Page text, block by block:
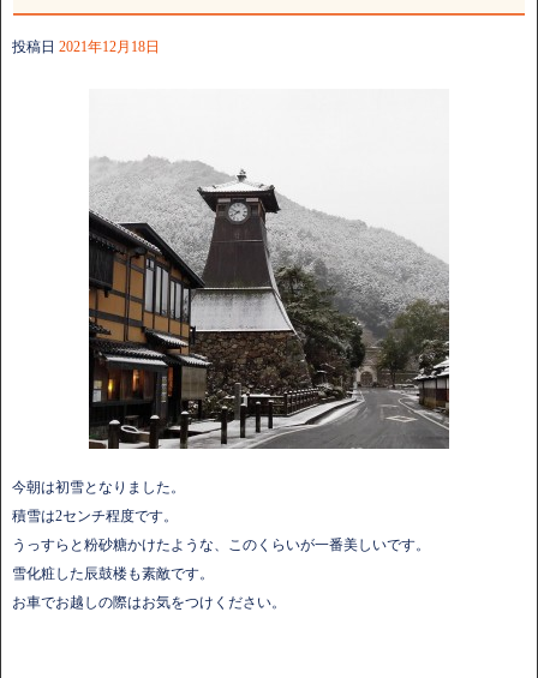
投稿日 2021年12月18日
今朝は初雪となりました。
積雪は2センチ程度です。
うっすらと粉砂糖かけたような、このくらいが一番美しいです。
雪化粧した辰鼓楼も素敵です。
お車でお越しの際はお気をつけください。